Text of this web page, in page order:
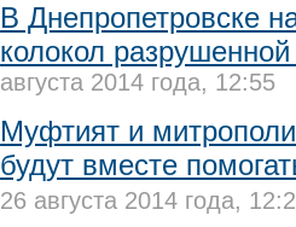
В Днепропетровске
колокол
августа 2014 года, 12:55
Муфтият и
будут вместе
26 августа 2014 года,